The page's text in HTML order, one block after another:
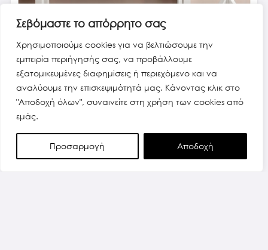
Σεβόμαστε το απόρρητο σας
Χρησιμοποιούμε cookies για να βελτιώσουμε την
εμπειρία περιήγησής σας, να προβάλλουμε
εξατομικευμένες διαφημίσεις ή περιεχόμενο και να
αναλύουμε την επισκεψιμότητά μας. Κάνοντας κλικ στο
"Αποδοχή όλων", συναινείτε στη χρήση των cookies από
εμάς.
Προσαρμογή Αποδοχή
EMINENCE CONSOLLE